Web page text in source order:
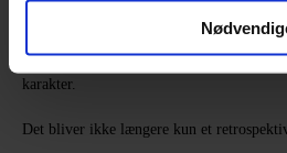
Fra rapportering til reel
Når dette lag bliver en del af dit
karakter.
Det bliver ikke længere kun et